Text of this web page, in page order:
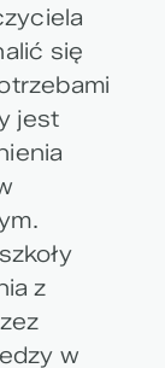
się
jest
z
w